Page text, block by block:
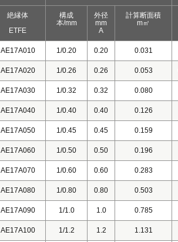
絶縁体
ETFE
構成
本/mm
外径
mm
A
計算断面積
m㎡
AE17A010 1/0.20 0.20 0.031
AE17A020 1/0.26 0.26 0.053
AE17A030 1/0.32 0.32 0.080
AE17A040 1/0.40 0.40 0.126
AE17A050 1/0.45 0.45 0.159
AE17A060 1/0.50 0.50 0.196
AE17A070 1/0.60 0.60 0.283
AE17A080 1/0.80 0.80 0.503
AE17A090 1/1.0 1.0 0.785
AE17A100 1/1.2 1.2 1.131